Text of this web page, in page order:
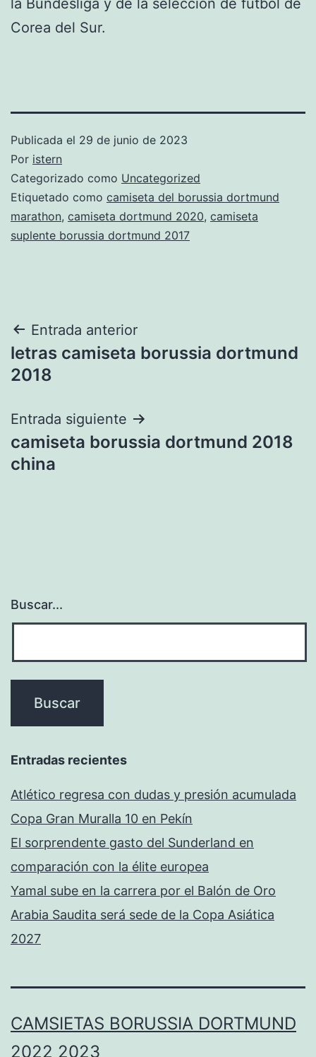
Corea del Sur.
Publicada el 29 de junio de 2023
Por istern
Categorizado como Uncategorized
Etiquetado como camiseta del borussia dortmund
marathon, camiseta dortmund 2020, camiseta
suplente borussia dortmund 2017
Navegación
de
Entrada anterior
letras camiseta borussia dortmund
2018
Entrada siguiente
camiseta borussia dortmund 2018
china
Buscar...
Entradas recientes
Atlético regresa con dudas y presión acumulada
Copa Gran Muralla 10 en Pekín
El sorprendente gasto del Sunderland en
comparación con la élite europea
Yamal sube en la carrera por el Balón de Oro
Arabia Saudita será sede de la Copa Asiática
2027
CAMSIETAS BORUSSIA DORTMUND
2022 2023